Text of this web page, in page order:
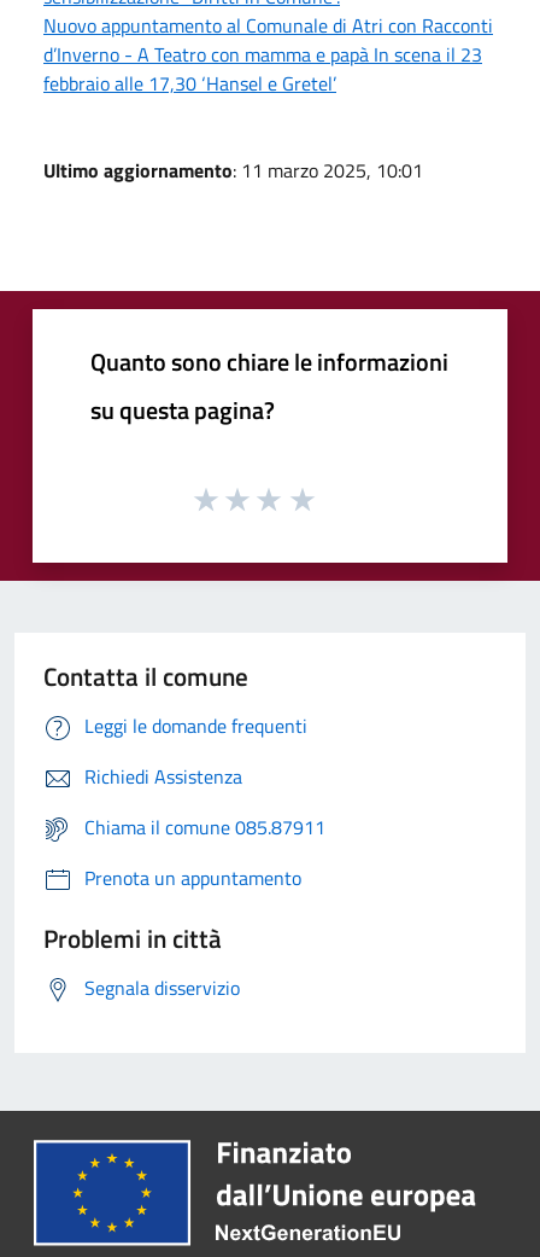
Nuovo appuntamento al Comunale di Atri con Racconti
d’Inverno - A Teatro con mamma e papà In scena il 23
febbraio alle 17,30 ‘Hansel e Gretel’
Ultimo aggiornamento: 11 marzo 2025, 10:01
Quanto sono chiare le informazioni
su questa pagina?
Contatta il comune
Leggi le domande frequenti
Richiedi Assistenza
Chiama il comune 085.87911
Prenota un appuntamento
Problemi in città
Segnala disservizio